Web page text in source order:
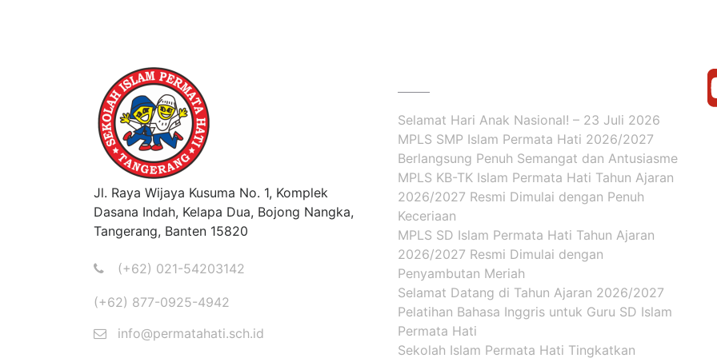
Jl. Raya Wijaya Kusuma No. 1, Komplek
Dasana Indah, Kelapa Dua, Bojong Nangka,
Tangerang, Banten 15820
(+62) 021-54203142
(+62) 877-0925-4942
info@permatahati.sch.id
Selamat Hari Anak Nasional! – 23 Juli 2026
MPLS SMP Islam Permata Hati 2026/2027
Berlangsung Penuh Semangat dan Antusiasme
MPLS KB-TK Islam Permata Hati Tahun Ajaran
2026/2027 Resmi Dimulai dengan Penuh
Keceriaan
MPLS SD Islam Permata Hati Tahun Ajaran
2026/2027 Resmi Dimulai dengan
Penyambutan Meriah
Selamat Datang di Tahun Ajaran 2026/2027
Pelatihan Bahasa Inggris untuk Guru SD Islam
Permata Hati
Sekolah Islam Permata Hati Tingkatkan